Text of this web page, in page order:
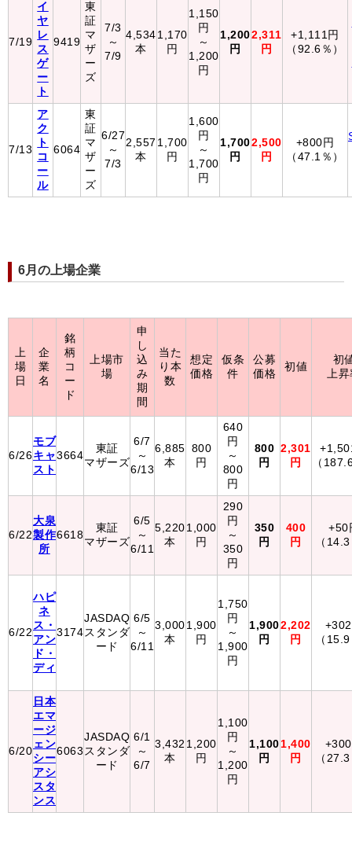
7/19
イ
ヤ
レ
ス
ゲ
ー
ト
9419
東
証
マ
ザ
ー
ズ
7/3
～
7/9
4,534
本
1,170
円
1,150
円
～
1,200
円
1,200
円
2,311
円
+1,111円
（92.6％）
7/13
ア
ク
ト
コ
ー
ル
6064
東
証
マ
ザ
ー
ズ
6/27
～
7/3
2,557
本
1,700
円
1,600
円
～
1,700
円
1,700
円
2,500
円
+800円
（47.1％）
6月の上場企業
上
場
日
企
業
名
銘
柄
コ
ー
ド
上場市
場
申
し
込
み
期
間
当た
り本
数
想定
価格
仮条
件
公募
価格
初値
初
上昇
6/26
モブ
キャ
スト
3664
東証
マザーズ
6/7
～
6/13
6,885
本
800
円
640
円
～
800
円
800
円
2,301
円
（
6/22
大泉
製作
所
6618
東証
マザーズ
6/5
～
6/11
5,220
本
1,000
円
290
円
～
350
円
350
円
400
円
+50
（
6/22
ハピ
ネ
ス・
アン
ド・
ディ
3174
JASDAQ
スタンダ
ード
6/5
～
6/11
3,000
本
1,900
円
1,750
円
～
1,900
円
1,900
円
2,202
円
（
6/20
日本
エマ
ージ
ェン
シー
アシ
スタ
ンス
6063
JASDAQ
スタンダ
ード
6/1
～
6/7
3,432
本
1,200
円
1,100
円
～
1,200
円
1,100
円
1,400
円
（